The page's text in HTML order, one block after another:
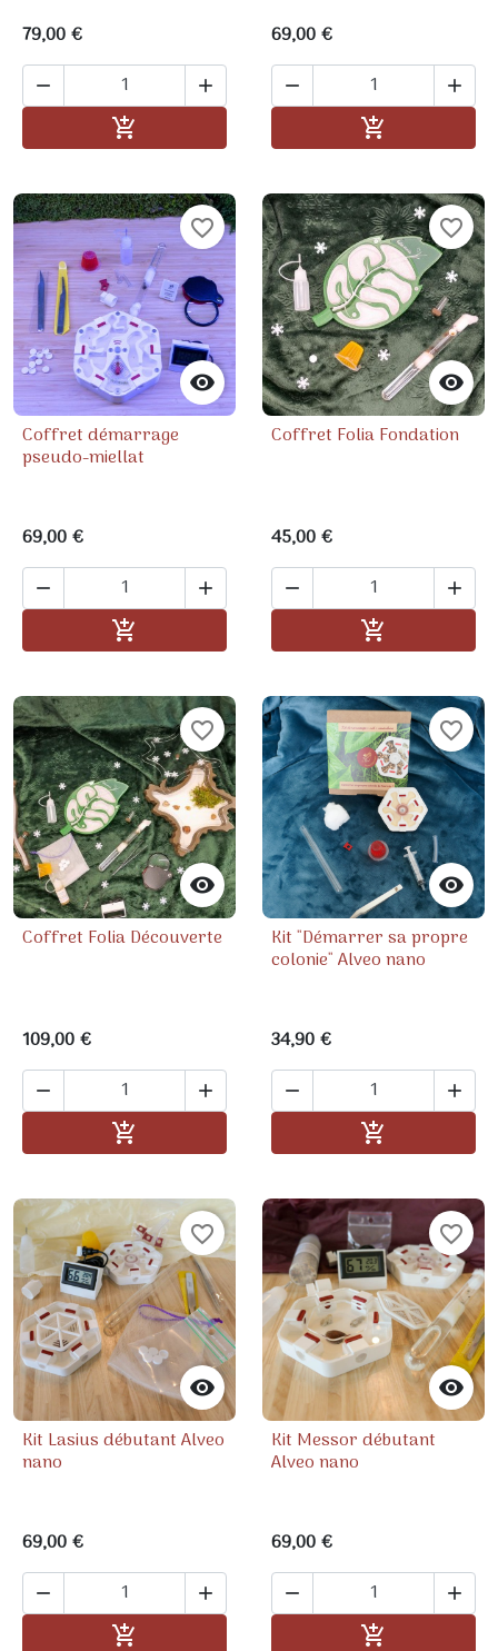
79,00 €
 

69,00 €
 


favorite_border
Coffret démarrage
pseudo-miellat
69,00 €
 


favorite_border
Coffret Folia Fondation
45,00 €
 


favorite_border
Coffret Folia Découverte
109,00 €
 


favorite_border
Kit "Démarrer sa propre
colonie" Alveo nano
34,90 €
 


favorite_border
Kit Lasius débutant Alveo
nano
69,00 €
 


favorite_border
Kit Messor débutant
Alveo nano
69,00 €
 
